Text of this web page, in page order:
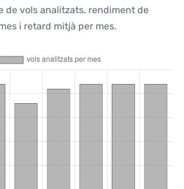
de vols analitzats, rendiment de
i retard mitjà per mes.